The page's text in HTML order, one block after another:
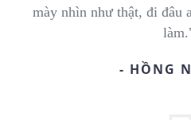
mày nhìn như thật, đi đâu
- HỒNG